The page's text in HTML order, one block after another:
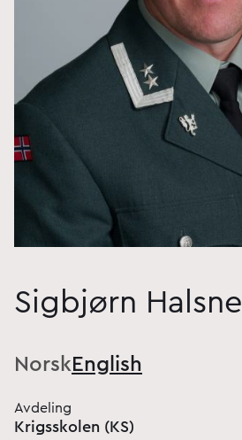
Sigbjørn Halsne
NorskEnglish
Avdeling
Krigsskolen (KS)